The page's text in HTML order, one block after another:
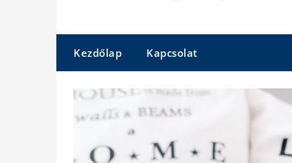
Kezdőlap Kapcsolat